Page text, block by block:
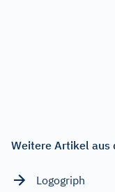
Weitere Artikel aus
Logogriph